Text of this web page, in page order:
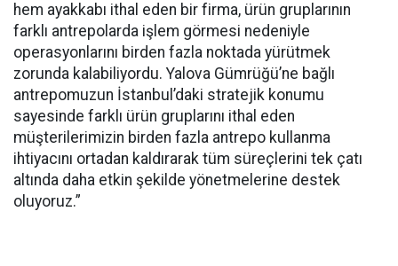
hem ayakkabı ithal eden bir firma, ürün gruplarının
farklı antrepolarda işlem görmesi nedeniyle
operasyonlarını birden fazla noktada yürütmek
zorunda kalabiliyordu. Yalova Gümrüğü’ne bağlı
antrepomuzun İstanbul’daki stratejik konumu
sayesinde farklı ürün gruplarını ithal eden
müşterilerimizin birden fazla antrepo kullanma
ihtiyacını ortadan kaldırarak tüm süreçlerini tek çatı
altında daha etkin şekilde yönetmelerine destek
oluyoruz.”